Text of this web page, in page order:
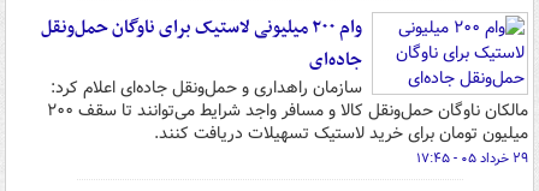
وام ۲۰۰ میلیونی لاستیک برای ناوگان حمل‌ونقل
جاده‌ای
سازمان راهداری و حمل‌ونقل جاده‌ای اعلام کرد:
مالکان ناوگان حمل‌ونقل کالا و مسافر واجد شرایط می‌توانند تا سقف ۲۰۰
میلیون تومان برای خرید لاستیک تسهیلات دریافت کنند.
۲۹ خرداد ۰۵ - ۱۷:۴۵